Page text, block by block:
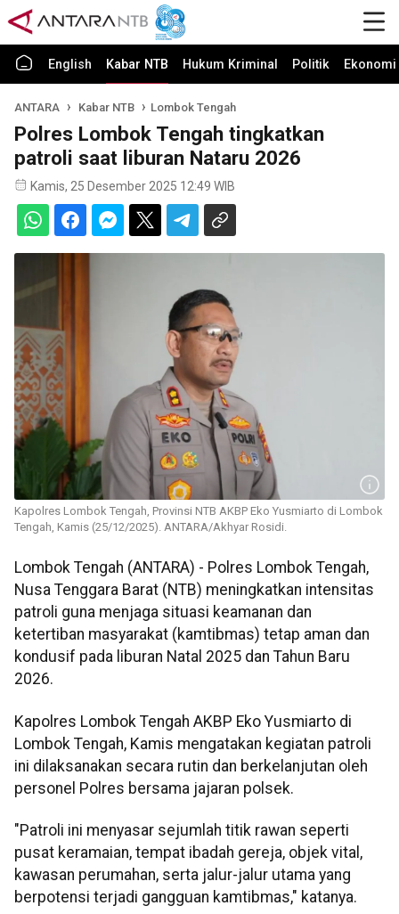
English Kabar NTB Hukum Kriminal Politik
ANTARA Kabar NTB Lombok Tengah
Polres Lombok Tengah tingkatkan
patroli saat liburan Nataru 2026
Kamis, 25 Desember 2025 12:49 WIB
Kapolres Lombok Tengah, Provinsi NTB AKBP Eko Yusmiarto di Lombok
Tengah, Kamis (25/12/2025). ANTARA/Akhyar Rosidi.
Lombok Tengah (ANTARA) - Polres Lombok Tengah,
Nusa Tenggara Barat (NTB) meningkatkan intensitas
patroli guna menjaga situasi keamanan dan
ketertiban masyarakat (kamtibmas) tetap aman dan
kondusif pada liburan Natal 2025 dan Tahun Baru
2026.
Kapolres Lombok Tengah AKBP Eko Yusmiarto di
Lombok Tengah, Kamis mengatakan kegiatan patroli
ini dilaksanakan secara rutin dan berkelanjutan oleh
personel Polres bersama jajaran polsek.
"Patroli ini menyasar sejumlah titik rawan seperti
pusat keramaian, tempat ibadah gereja, objek vital,
kawasan perumahan, serta jalur-jalur utama yang
berpotensi terjadi gangguan kamtibmas," katanya.